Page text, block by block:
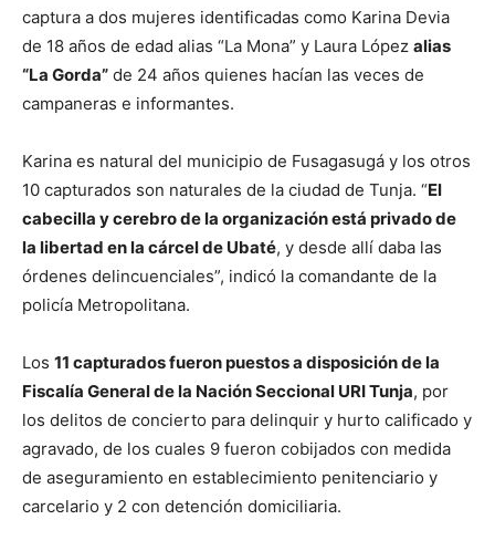
captura a dos mujeres identificadas como Karina Devia
de 18 años de edad alias “La Mona” y Laura López alias
“La Gorda” de 24 años quienes hacían las veces de
campaneras e informantes.
Karina es natural del municipio de Fusagasugá y los otros
10 capturados son naturales de la ciudad de Tunja. “El
cabecilla y cerebro de la organización está privado de
la libertad en la cárcel de Ubaté, y desde allí daba las
órdenes delincuenciales”, indicó la comandante de la
policía Metropolitana.
Los 11 capturados fueron puestos a disposición de la
Fiscalía General de la Nación Seccional URI Tunja, por
los delitos de concierto para delinquir y hurto calificado y
agravado, de los cuales 9 fueron cobijados con medida
de aseguramiento en establecimiento penitenciario y
carcelario y 2 con detención domiciliaria.